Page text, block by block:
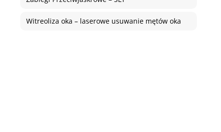
Witreoliza oka – laserowe usuwanie mętów oka